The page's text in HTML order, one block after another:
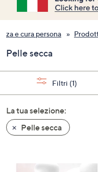
suggerimenti,
usa
i
freccia
su
giù
oppure
scorri
a
e cura persona
Pelle secca
Filtri (1)
La tua selezione:
Pelle secca